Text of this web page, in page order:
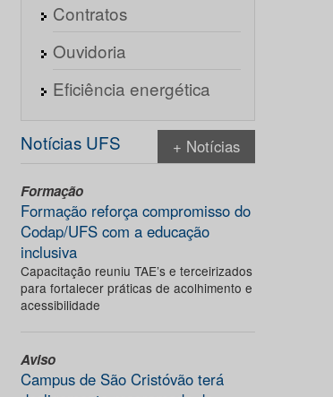
Contratos
Ouvidoria
Eficiência energética
Notícias UFS + Notícias
Formação
Formação reforça compromisso do
Codap/UFS com a educação
inclusiva
Capacitação reuniu TAE’s e terceirizados
para fortalecer práticas de acolhimento e
acessibilidade
Aviso
Campus de São Cristóvão terá